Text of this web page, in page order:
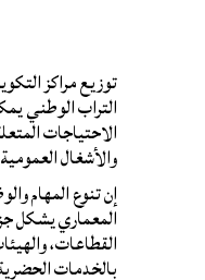
توزيع مراكز
التراب الوطني
الاحتياجات
والأشغال
إن تنوع المهام
المعماري يشكل
القطاعات،
بالخدمات